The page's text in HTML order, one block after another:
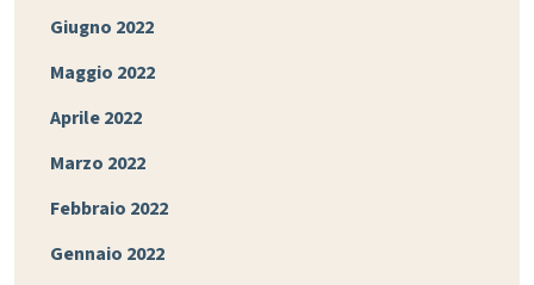
Giugno 2022
Maggio 2022
Aprile 2022
Marzo 2022
Febbraio 2022
Gennaio 2022